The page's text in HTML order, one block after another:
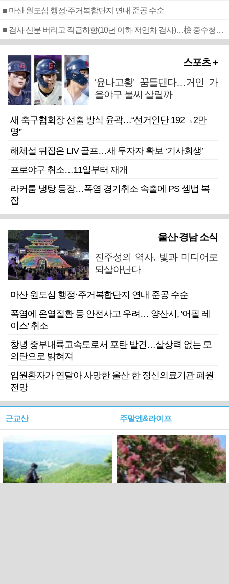
■ 마산 원도심 행정·주거복합단지 연내 준공 수순
■ 검사 신분 버리고 직급하향(10년 이하 저연차 검사)…檢 중수청행 기피
스포츠 +
‘윤나고황’ 꿈틀댄다…거인 가
을야구 불씨 살릴까
새 축구협회장 선출 방식 윤곽…“선거인단 192→2만
명”
해체설 뒤집은 LIV 골프…새 투자자 확보 ‘기사회생’
프로야구 취소…11일부터 재개
라커룸 냉탕 등장…폭염 경기취소 속출에 PS 셈법 복
잡
울산·경남 소식
진주성의 역사, 빛과 미디어로
되살아난다
마산 원도심 행정·주거복합단지 연내 준공 수순
폭염에 온열질환 등 안전사고 우려… 양산시, '어필 레
이스' 취소
창녕 중부내륙고속도로서 포탄 발견…살상력 없는 모
의탄으로 밝혀져
입원환자가 연달아 사망한 울산 한 정신의료기관 폐원
전망
근교산 주말엔&라이프